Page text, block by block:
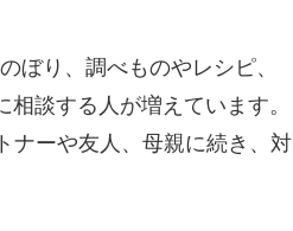
ぼり、調べものやレシピ、
談する人が増えています。
ナーや友人、母親に続き、対